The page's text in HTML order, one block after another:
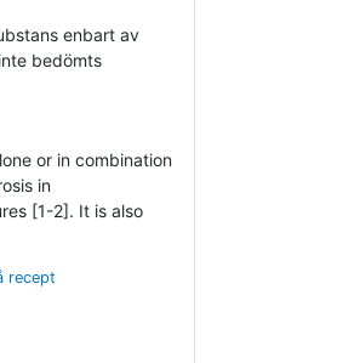
enbart av
bedömts
or in combination
in
[1-2]. It is also
recept